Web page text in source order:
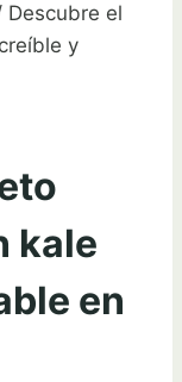
Descubre el
y
kale
en